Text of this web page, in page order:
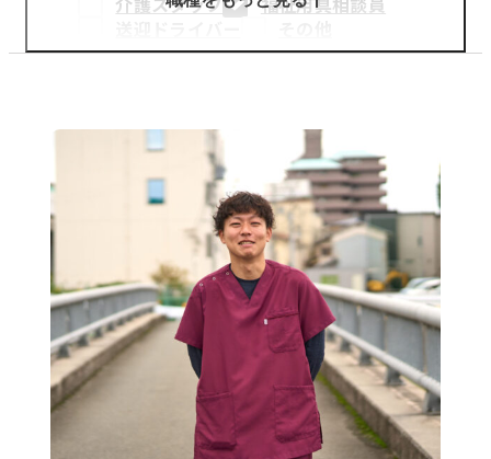
お知らせ
ENTRY 079-
(